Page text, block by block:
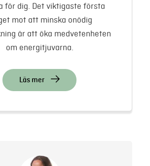
för dig. Det viktigaste första
mot att minska onödig
är att öka medvetenheten
om energitjuvarna.
Läs mer